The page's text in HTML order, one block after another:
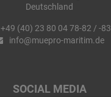
Deutschland
+49 (40) 23 80 04 78-82 / -83
info@muepro-maritim.de
SOCIAL MEDIA